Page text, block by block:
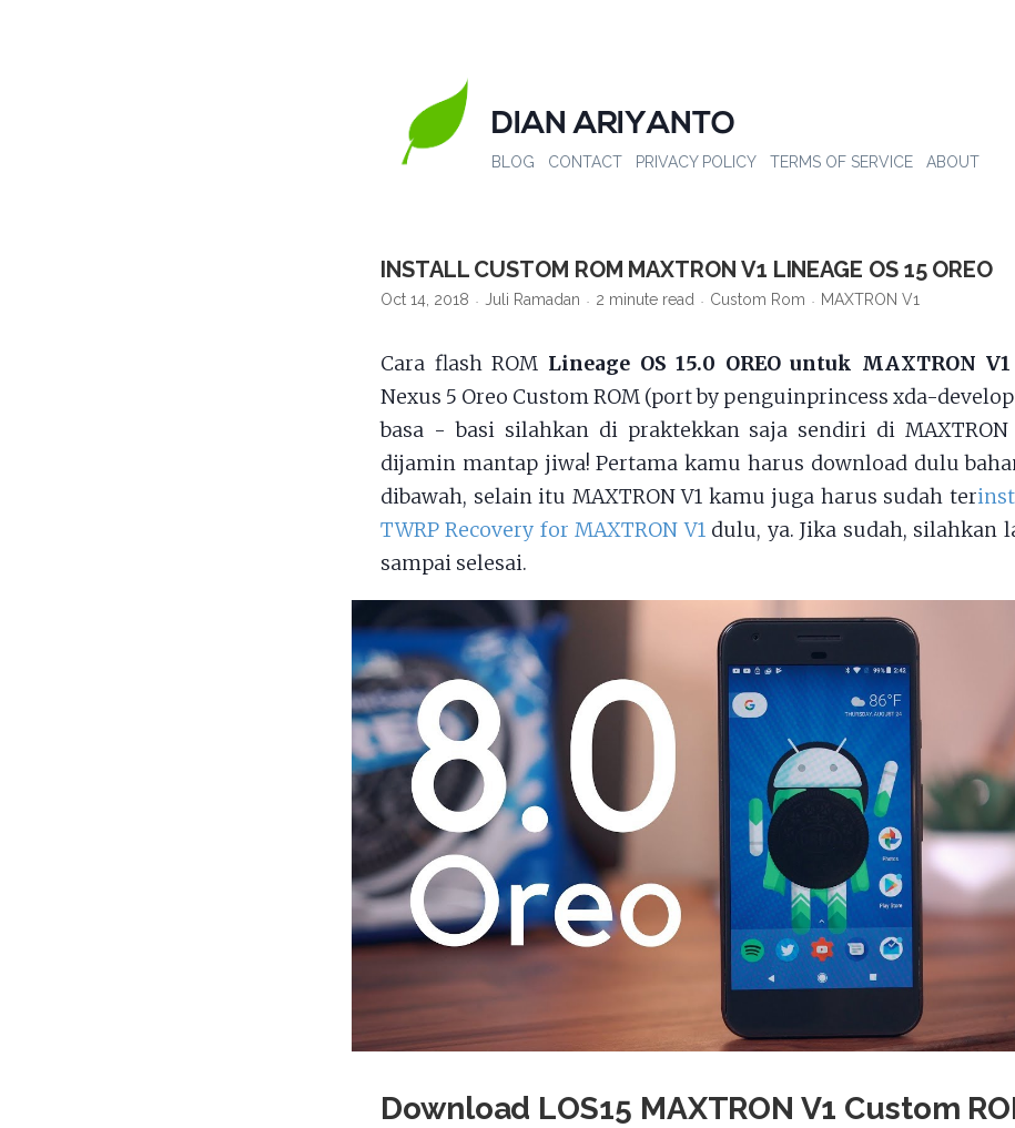
DIAN ARIYANTO
BLOG CONTACT PRIVACY POLICY TERMS OF SERVICE ABOUT
INSTALL CUSTOM ROM MAXTRON V1 LINEAGE OS 15 OREO
Oct 14, 2018 Juli Ramadan 2 minute read Custom Rom MAXTRON V1
Cara flash ROM Lineage OS 15.0 OREO untuk MAXTRON V1
Nexus 5 Oreo Custom ROM (port by penguinprincess xda-
basa - basi silahkan di praktekkan saja sendiri di MAXTRON
dijamin mantap jiwa! Pertama kamu harus download dulu
dibawah, selain itu MAXTRON V1 kamu juga harus sudah ter
TWRP Recovery for MAXTRON V1dulu, ya. Jika sudah, silahkan
sampai selesai.
Download LOS15 MAXTRON V1 Custom